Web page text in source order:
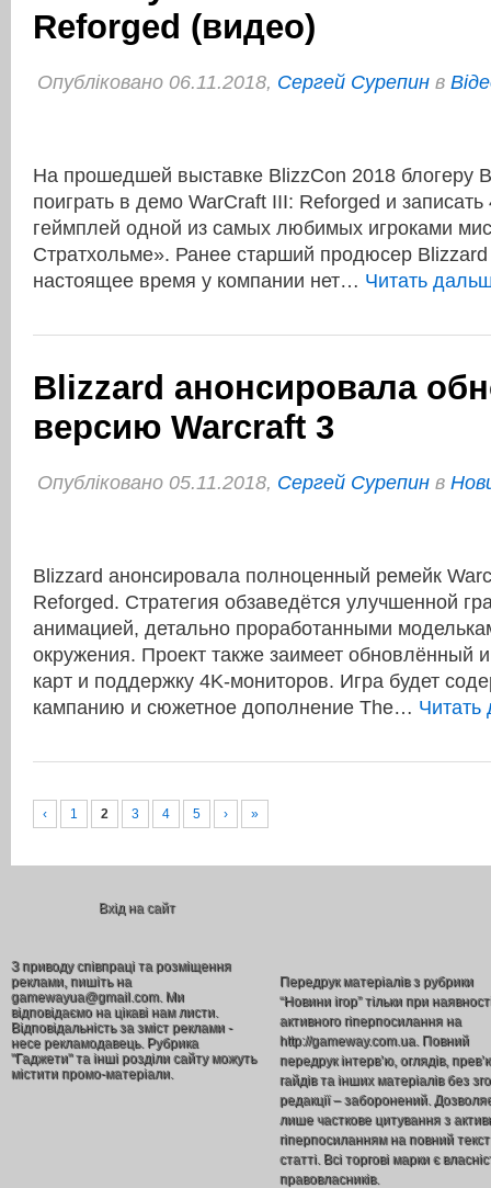
Reforged (видео)
Опубліковано 06.11.2018, Сергей Сурепин в
На прошедшей выставке BlizzCon 2018 блогеру
поиграть в демо WarCraft III: Reforged и
геймплей одной из самых любимых игроками
Стратхольме». Ранее старший продюсер
настоящее время у компании нет… Читать
Blizzard анонсировала
версию Warcraft 3
Опубліковано 05.11.2018, Сергей Сурепин в
Blizzard анонсировала полноценный ремейк
Reforged. Стратегия обзаведётся улучшенной
анимацией, детально проработанными
окружения. Проект также заимеет обновлённый
карт и поддержку 4K-мониторов. Игра будет
кампанию и сюжетное дополнение The…
‹ 1 2 3 4 5 › »
Вхід на сайт
З приводу співпраці та розміщення
реклами, пишіть на
gamewayua@gmail.com. Ми
відповідаємо на цікаві нам листи.
Відповідальність за зміст реклами -
несе рекламодавець. Рубрика
"Гаджети" та інші розділи сайту можуть
містити промо-матеріали.
Передрук матеріалів з рубрики
“Новини ігор” тільки при
активного гіперпосилання на
http://gameway.com.ua. Повний
передрук інтерв’ю, оглядів,
гайдів та інших матеріалів без
редакції – заборонений.
лише часткове цитування з
гіперпосиланням на повний текст
статті. Всі торгові марки є
правовласників.